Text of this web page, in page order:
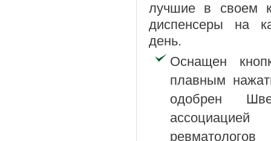
лучшие в своем
диспенсеры на
день.
Оснащен
плавным
одобрен
ассоциацией
ревматологов